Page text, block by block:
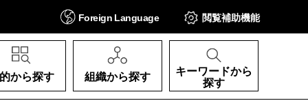
Foreign Language 閲覧補助機能
から探す 組織から探す
キーワードから
探す